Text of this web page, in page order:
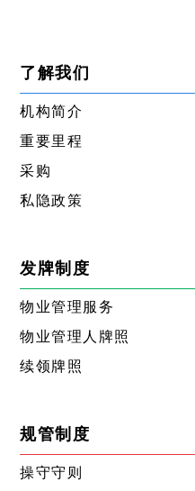
了解我们
机构简介
重要里程
采购
私隐政策
发牌制度
物业管理服务
物业管理人牌照
续领牌照
规管制度
操守守则